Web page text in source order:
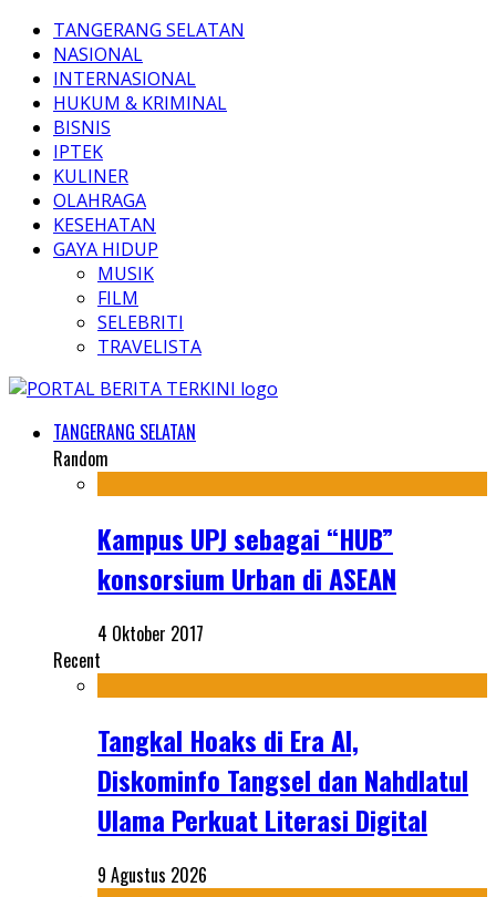
TANGERANG SELATAN
NASIONAL
INTERNASIONAL
HUKUM & KRIMINAL
BISNIS
IPTEK
KULINER
OLAHRAGA
KESEHATAN
GAYA HIDUP
MUSIK
FILM
SELEBRITI
TRAVELISTA
TANGERANG SELATAN
Random
Kampus UPJ sebagai “HUB”
konsorsium Urban di ASEAN
4 Oktober 2017
Recent
Tangkal Hoaks di Era AI,
Diskominfo Tangsel dan Nahdlatul
Ulama Perkuat Literasi Digital
9 Agustus 2026